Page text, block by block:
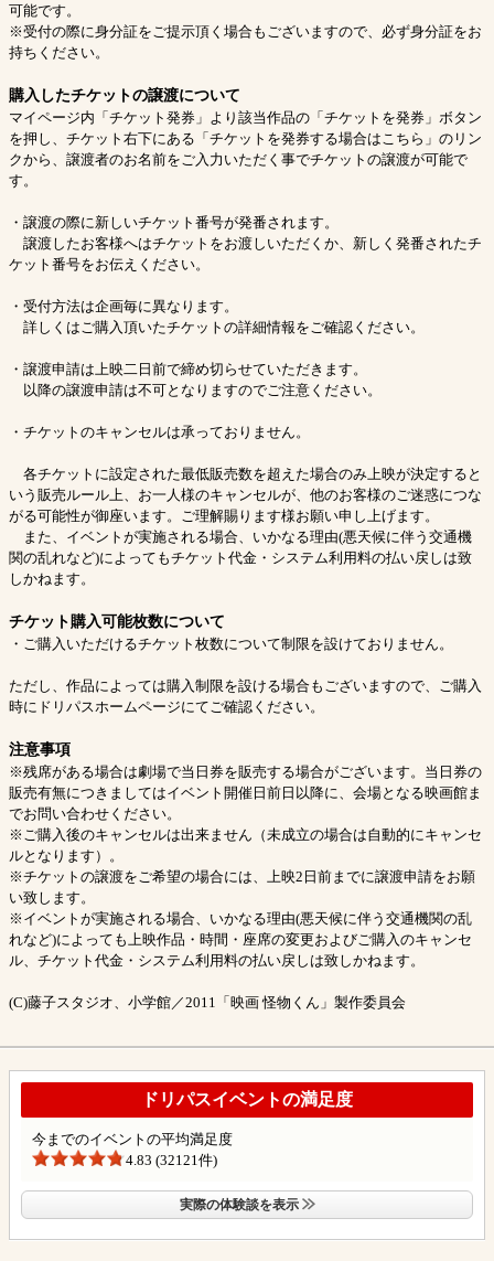
可能です。
※受付の際に身分証をご提示頂く場合もございますので、必ず身分証をお
持ちください。
購入したチケットの譲渡について
マイページ内「チケット発券」より該当作品の「チケットを発券」ボタン
を押し、チケット右下にある「チケットを発券する場合はこちら」のリン
クから、譲渡者のお名前をご入力いただく事でチケットの譲渡が可能で
す。
・譲渡の際に新しいチケット番号が発番されます。
譲渡したお客様へはチケットをお渡しいただくか、新しく発番されたチ
ケット番号をお伝えください。
・受付方法は企画毎に異なります。
詳しくはご購入頂いたチケットの詳細情報をご確認ください。
・譲渡申請は上映二日前で締め切らせていただきます。
以降の譲渡申請は不可となりますのでご注意ください。
・チケットのキャンセルは承っておりません。
各チケットに設定された最低販売数を超えた場合のみ上映が決定すると
いう販売ルール上、お一人様のキャンセルが、他のお客様のご迷惑につな
がる可能性が御座います。ご理解賜ります様お願い申し上げます。
また、イベントが実施される場合、いかなる理由(悪天候に伴う交通機
関の乱れなど)によってもチケット代金・システム利用料の払い戻しは致
しかねます。
チケット購入可能枚数について
・ご購入いただけるチケット枚数について制限を設けておりません。
ただし、作品によっては購入制限を設ける場合もございますので、ご購入
時にドリパスホームページにてご確認ください。
注意事項
※残席がある場合は劇場で当日券を販売する場合がございます。当日券の
販売有無につきましてはイベント開催日前日以降に、会場となる映画館ま
でお問い合わせください。
※ご購入後のキャンセルは出来ません（未成立の場合は自動的にキャンセ
ルとなります）。
※チケットの譲渡をご希望の場合には、上映2日前までに譲渡申請をお願
い致します。
※イベントが実施される場合、いかなる理由(悪天候に伴う交通機関の乱
れなど)によっても上映作品・時間・座席の変更およびご購入のキャンセ
ル、チケット代金・システム利用料の払い戻しは致しかねます。
(C)藤子スタジオ、小学館／2011「映画 怪物くん」製作委員会
ドリパスイベントの満足度
今までのイベントの平均満足度
4.83 (32121件)
実際の体験談を表示